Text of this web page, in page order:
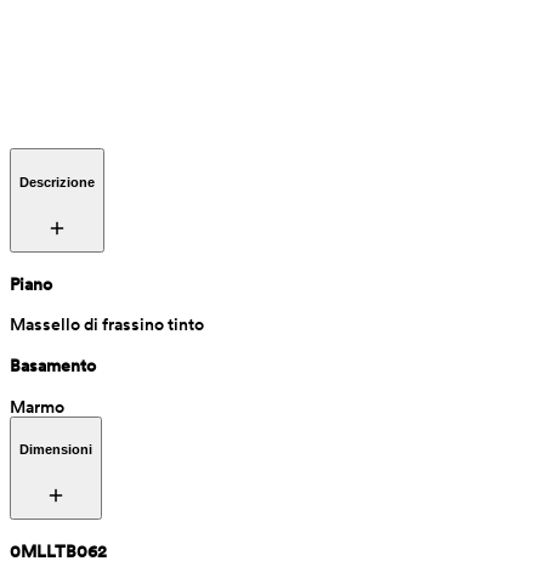
Descrizione
Piano
Massello di frassino tinto
Basamento
Marmo
Dimensioni
0MLLTB062